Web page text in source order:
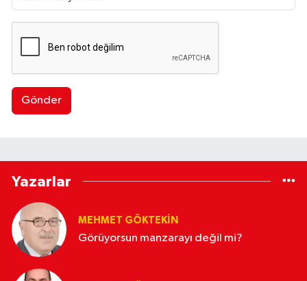
Gönder
Yazarlar
MEHMET GÖKTEKIN
Görüyorsun manzarayı değil mi?